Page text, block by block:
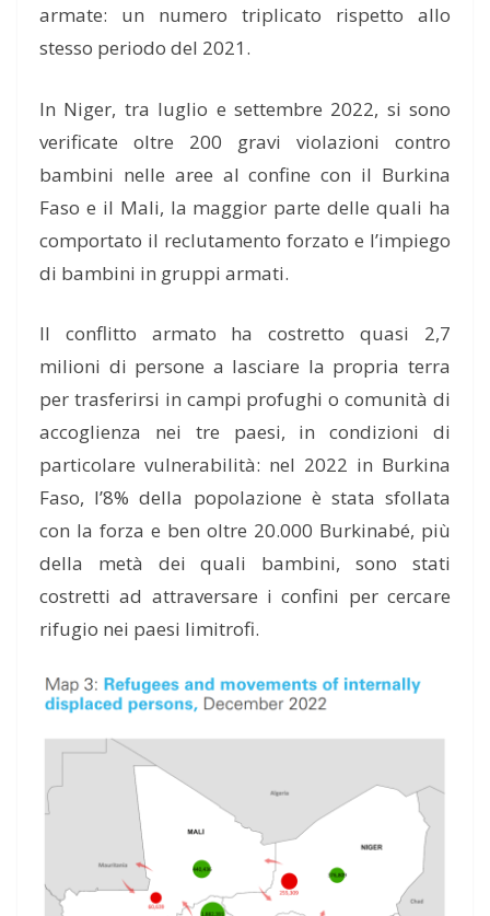
armate: un numero triplicato rispetto allo
stesso periodo del 2021.
In Niger, tra luglio e settembre 2022, si sono
verificate oltre 200 gravi violazioni contro
bambini nelle aree al confine con il Burkina
Faso e il Mali, la maggior parte delle quali ha
comportato il reclutamento forzato e l’impiego
di bambini in gruppi armati.
Il conflitto armato ha costretto quasi 2,7
milioni di persone a lasciare la propria terra
per trasferirsi in campi profughi o comunità di
accoglienza nei tre paesi, in condizioni di
particolare vulnerabilità: nel 2022 in Burkina
Faso, l’8% della popolazione è stata sfollata
con la forza e ben oltre 20.000 Burkinabé, più
della metà dei quali bambini, sono stati
costretti ad attraversare i confini per cercare
rifugio nei paesi limitrofi.